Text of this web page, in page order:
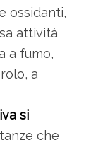
ossidanti,
attività
a fumo,
a
si
che